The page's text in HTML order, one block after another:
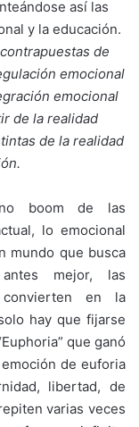
así las
y la educación.
de
emocional
emocional
de la realidad
de la realidad
boom de las
lo emocional
mundo que busca
mejor, las
en la
hay que fijarse
que ganó
de euforia
libertad, de
varias veces